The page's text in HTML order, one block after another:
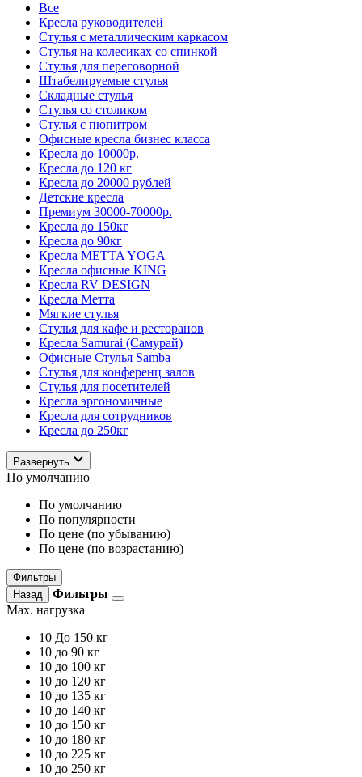
Все
Кресла руководителей
Стулья с металлическим каркасом
Стулья на колесиках со спинкой
Стулья для переговорной
Штабелируемые стулья
Складные стулья
Стулья со столиком
Стулья с пюпитром
Офисные кресла бизнес класса
Кресла до 10000р.
Кресла до 120 кг
Кресла до 20000 рублей
Детские кресла
Премиум 30000-70000р.
Кресла до 150кг
Кресла до 90кг
Кресла METTA YOGA
Кресла офисные KING
Кресла RV DESIGN
Кресла Метта
Мягкие стулья
Стулья для кафе и ресторанов
Кресла Samurai (Самурай)
Офисные Стулья Samba
Стулья для конференц залов
Стулья для посетителей
Кресла эргономичные
Кресла для сотрудников
Кресла до 250кг
Развернуть
По умолчанию
По умолчанию
По популярности
По цене (по убыванию)
По цене (по возрастанию)
Фильтры
Назад
Фильтры
Max. нагрузка
10 До 150 кг
10 до 90 кг
10 до 100 кг
10 до 120 кг
10 до 135 кг
10 до 140 кг
10 до 150 кг
10 до 180 кг
10 до 225 кг
10 до 250 кг